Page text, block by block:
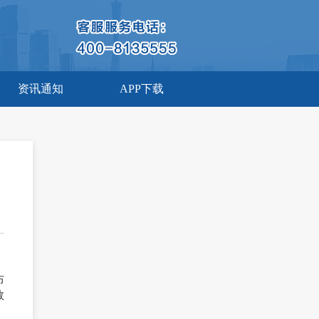
资讯通知 APP下载